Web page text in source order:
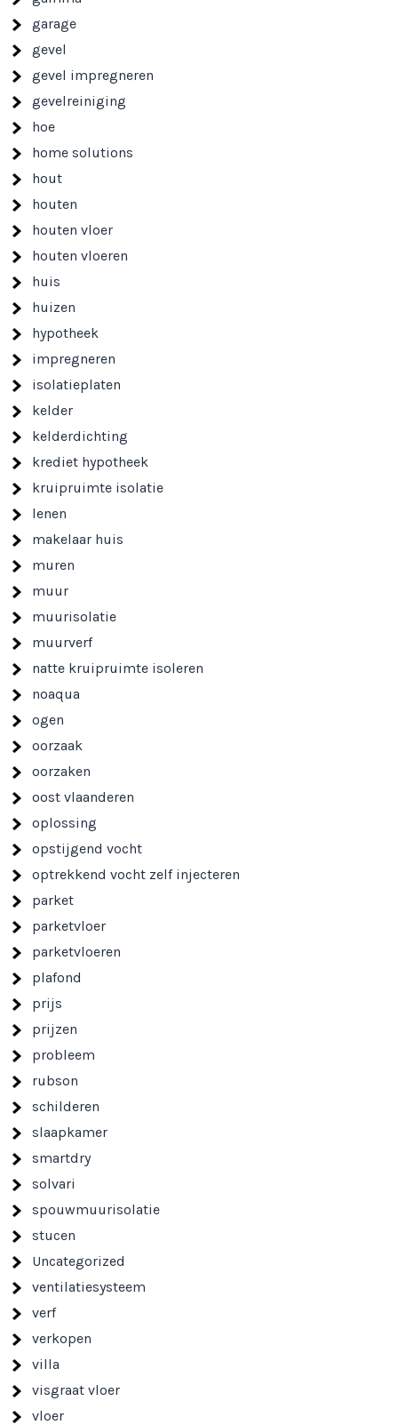
garage
gevel
gevel impregneren
gevelreiniging
hoe
home solutions
hout
houten
houten vloer
houten vloeren
huis
huizen
hypotheek
impregneren
isolatieplaten
kelder
kelderdichting
krediet hypotheek
kruipruimte isolatie
lenen
makelaar huis
muren
muur
muurisolatie
muurverf
natte kruipruimte isoleren
noaqua
ogen
oorzaak
oorzaken
oost vlaanderen
oplossing
opstijgend vocht
optrekkend vocht zelf injecteren
parket
parketvloer
parketvloeren
plafond
prijs
prijzen
probleem
rubson
schilderen
slaapkamer
smartdry
solvari
spouwmuurisolatie
stucen
Uncategorized
ventilatiesysteem
verf
verkopen
villa
visgraat vloer
vloer